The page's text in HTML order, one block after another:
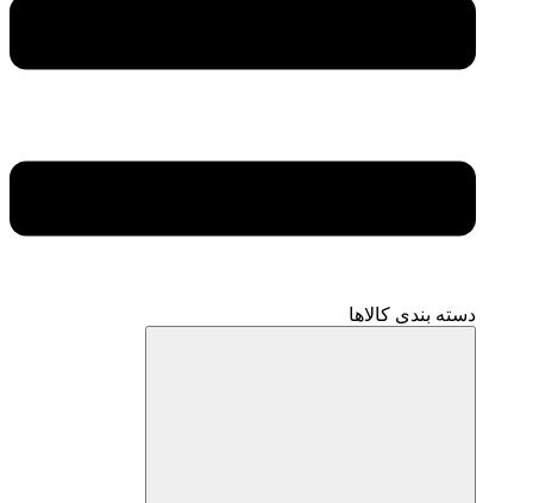
دسته بندی کالاها